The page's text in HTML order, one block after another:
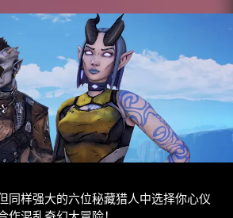
同样强大的六位秘藏猎人中选择你心仪